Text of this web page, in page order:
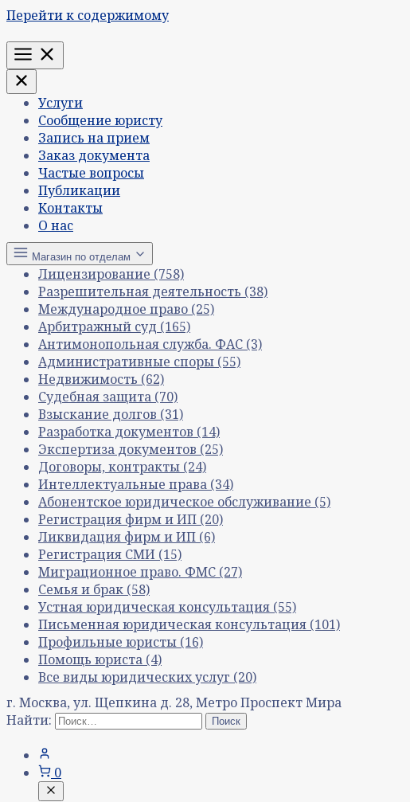
Перейти к содержимому
Меню
Услуги
Сообщение юристу
Запись на прием
Заказ документа
Частые вопросы
Публикации
Контакты
О нас
Магазин по отделам
Лицензирование (758)
Разрешительная деятельность (38)
Международное право (25)
Арбитражный суд (165)
Антимонопольная служба. ФАС (3)
Административные споры (55)
Недвижимость (62)
Судебная защита (70)
Взыскание долгов (31)
Разработка документов (14)
Экспертиза документов (25)
Договоры, контракты (24)
Интеллектуальные права (34)
Абонентское юридическое обслуживание (5)
Регистрация фирм и ИП (20)
Ликвидация фирм и ИП (6)
Регистрация СМИ (15)
Миграционное право. ФМС (27)
Семья и брак (58)
Устная юридическая консультация (55)
Письменная юридическая консультация (101)
Профильные юристы (16)
Помощь юриста (4)
Все виды юридических услуг (20)
г. Москва, ул. Щепкина д. 28, Метро Проспект Мира
Найти:
0